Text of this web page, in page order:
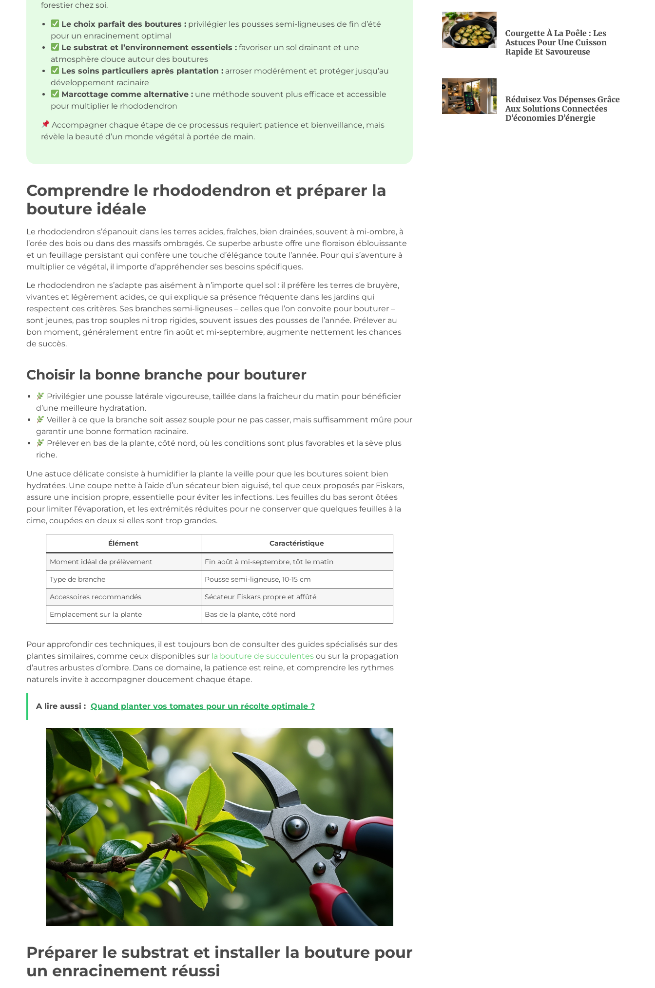
forestier chez soi.
Le choix parfait des boutures :privilégier les pousses semi-ligneuses de fin d’été
pour un enracinement optimal
Le substrat et l’environnement essentiels :favoriser un sol drainant et une
atmosphère douce autour des boutures
Les soins particuliers après plantation :arroser modérément et protéger jusqu’au
développement racinaire
Marcottage comme alternative :une méthode souvent plus efficace et accessible
pour multiplier le rhododendron
Accompagner chaque étape de ce processus requiert patience et bienveillance, mais
révèle la beauté d’un monde végétal à portée de main.
Comprendre le rhododendron et préparer la
bouture idéale
Le rhododendron s’épanouit dans les terres acides, fraîches, bien drainées, souvent à mi-ombre, à
l’orée des bois ou dans des massifs ombragés. Ce superbe arbuste offre une floraison éblouissante
et un feuillage persistant qui confère une touche d’élégance toute l’année. Pour qui s’aventure à
multiplier ce végétal, il importe d’appréhender ses besoins spécifiques.
Le rhododendron ne s’adapte pas aisément à n’importe quel sol : il préfère les terres de bruyère,
vivantes et légèrement acides, ce qui explique sa présence fréquente dans les jardins qui
respectent ces critères. Ses branches semi-ligneuses – celles que l’on convoite pour bouturer –
sont jeunes, pas trop souples ni trop rigides, souvent issues des pousses de l’année. Prélever au
bon moment, généralement entre fin août et mi-septembre, augmente nettement les chances
de succès.
Choisir la bonne branche pour bouturer
Privilégier une pousse latérale vigoureuse, taillée dans la fraîcheur du matin pour bénéficier
d’une meilleure hydratation.
Veiller à ce que la branche soit assez souple pour ne pas casser, mais suffisamment mûre pour
garantir une bonne formation racinaire.
Prélever en bas de la plante, côté nord, où les conditions sont plus favorables et la sève plus
riche.
Une astuce délicate consiste à humidifier la plante la veille pour que les boutures soient bien
hydratées. Une coupe nette à l’aide d’un sécateur bien aiguisé, tel que ceux proposés par Fiskars,
assure une incision propre, essentielle pour éviter les infections. Les feuilles du bas seront ôtées
pour limiter l’évaporation, et les extrémités réduites pour ne conserver que quelques feuilles à la
cime, coupées en deux si elles sont trop grandes.
Élément Caractéristique
Moment idéal de prélèvement
Fin août à mi-septembre, tôt le matin
Type de branche
Pousse semi-ligneuse, 10-15 cm
Accessoires recommandés
Sécateur Fiskars propre et affûté
Emplacement sur la plante
Bas de la plante, côté nord
Pour approfondir ces techniques, il est toujours bon de consulter des guides spécialisés sur des
plantes similaires, comme ceux disponibles sur la bouture de succulentesou sur la propagation
d’autres arbustes d’ombre. Dans ce domaine, la patience est reine, et comprendre les rythmes
naturels invite à accompagner doucement chaque étape.
A lire aussi : Quand planter vos tomates pour un récolte optimale ?
Préparer le substrat et installer la bouture pour
un enracinement réussi
Courgette À La Poêle : Les
Astuces Pour Une Cuisson
Rapide Et Savoureuse
Réduisez Vos Dépenses Grâce
Aux Solutions Connectées
D’économies D’énergie